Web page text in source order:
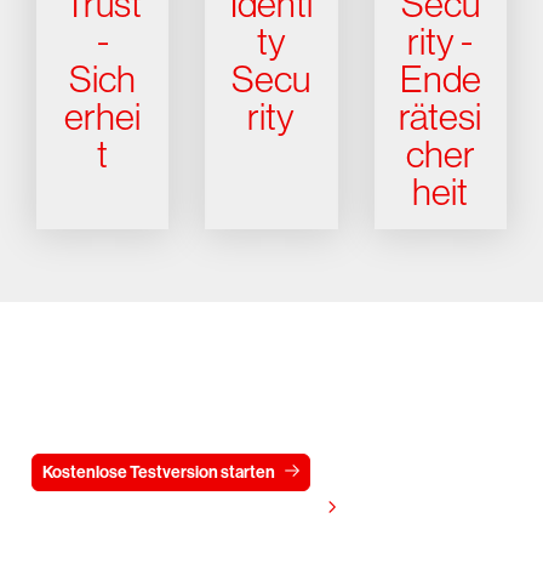
-
Sich
erhei
t
ty
Secu
rity
rity -
Ende
rätesi
cher
heit
Kostenlose Testversion starten